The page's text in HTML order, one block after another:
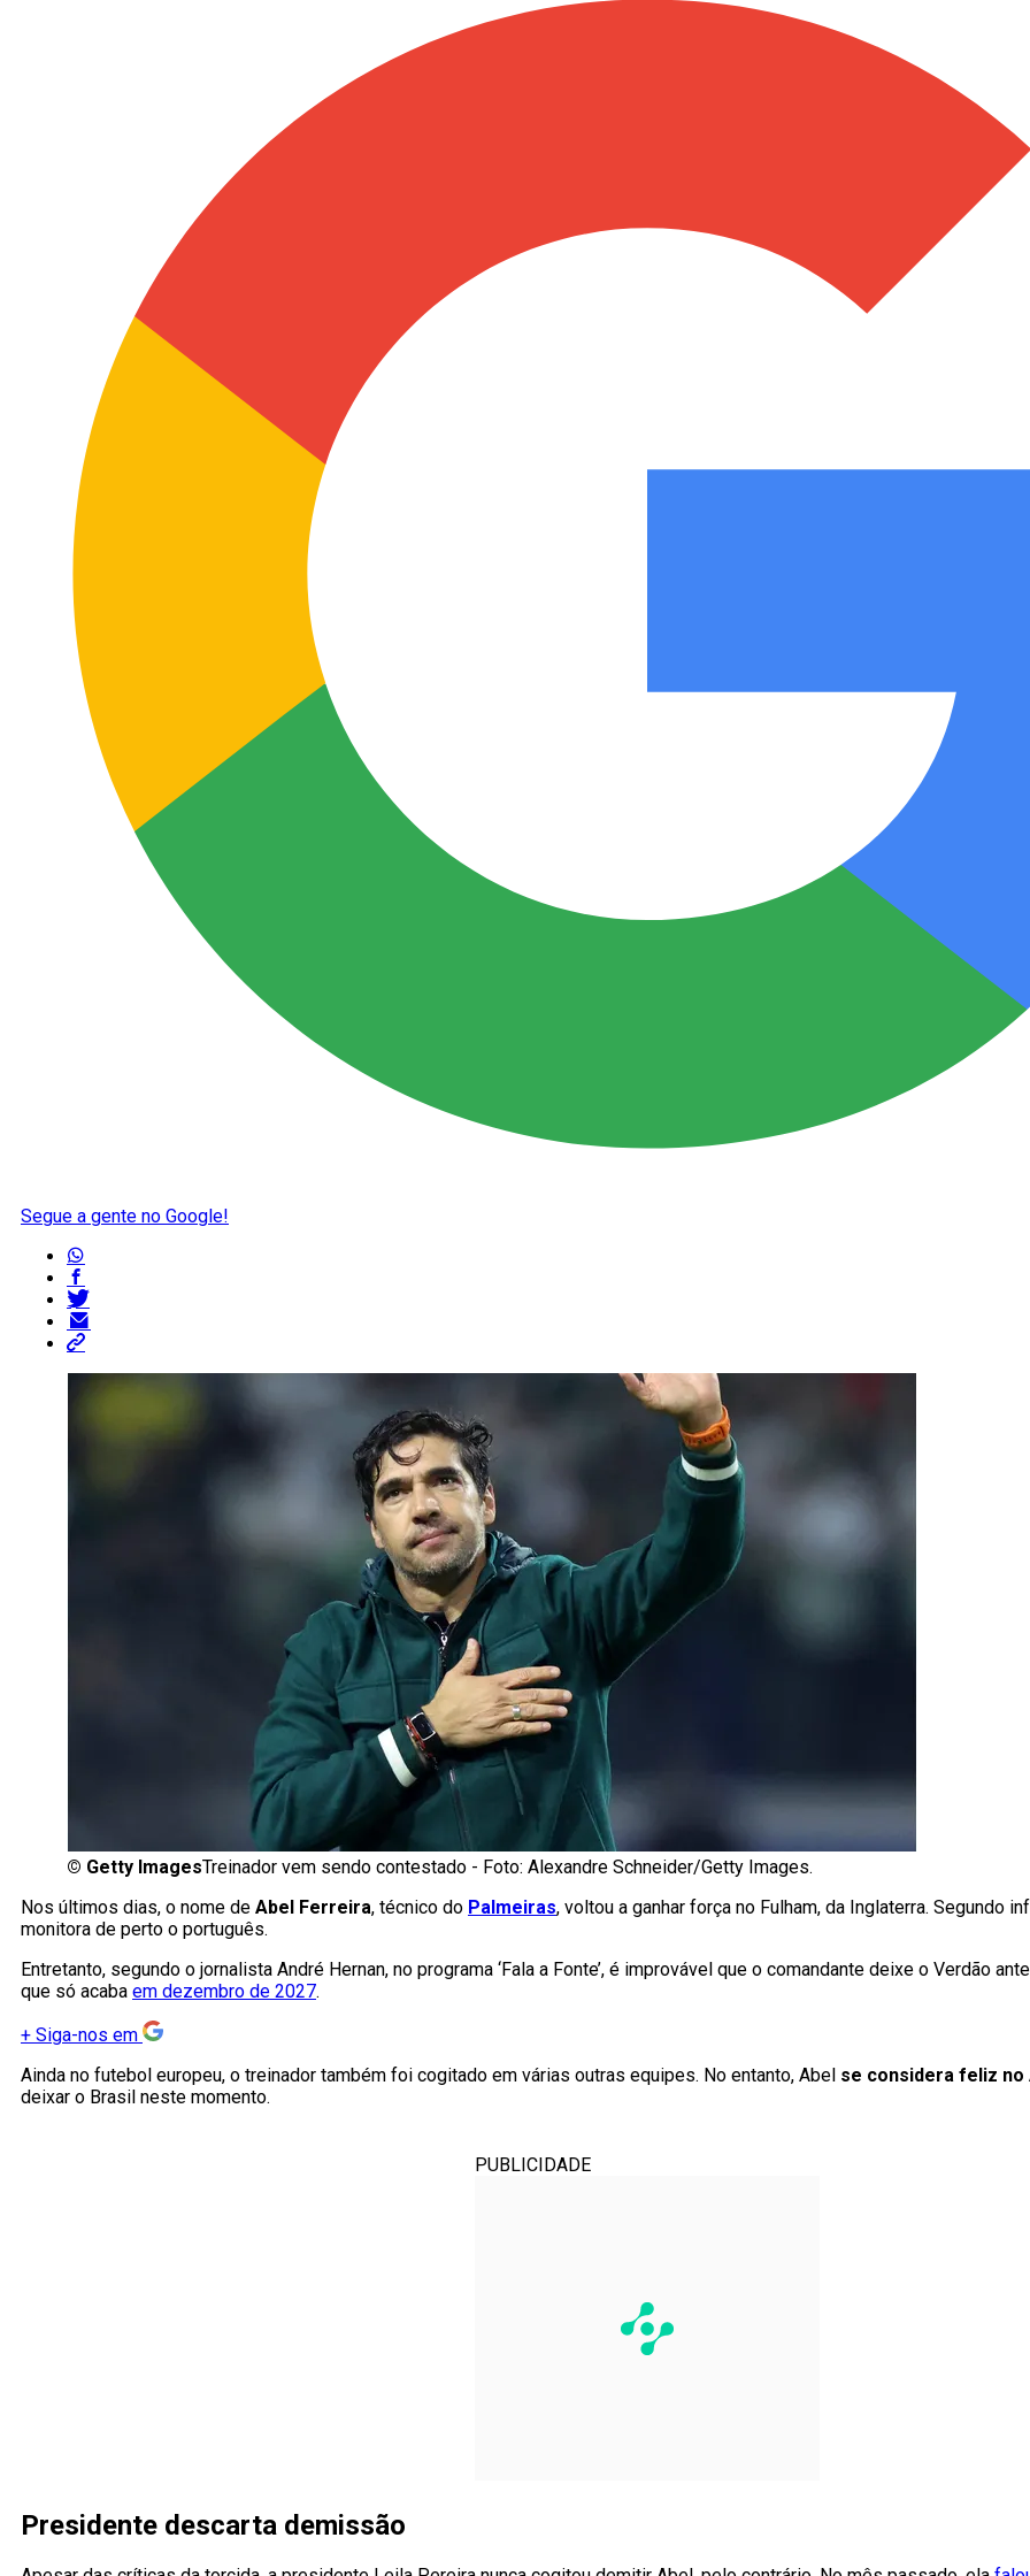
Segue a gente no Google!
© Getty ImagesTreinador vem sendo contestado - Foto: Alexandre Schneider/Getty Images.
Nos últimos dias, o nome de Abel Ferreira, técnico do Palmeiras, voltou a ganhar força no Fulham, da Inglaterra. Segundo
monitora de perto o português.
Entretanto, segundo o jornalista André Hernan, no programa ‘Fala a Fonte’, é improvável que o comandante deixe o Verdão
que só acaba em dezembro de 2027.
+ Siga-nos em
Ainda no futebol europeu, o treinador também foi cogitado em várias outras equipes. No entanto, Abel se considera feliz
deixar o Brasil neste momento.
PUBLICIDADE
Presidente descarta demissão